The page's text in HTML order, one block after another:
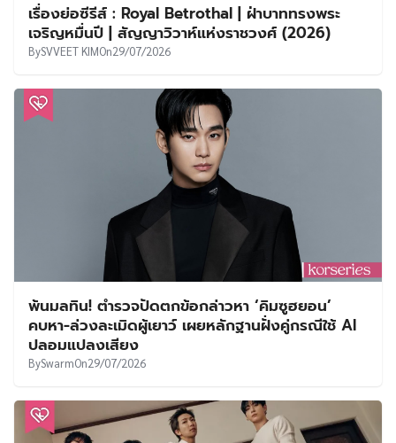
เรื่องย่อซีรีส์ : Royal Betrothal | ฝ่าบาททรงพระ
เจริญหมื่นปี | สัญญาวิวาห์แห่งราชวงศ์ (2026)
BySVVEET KIMOn29/07/2026
พ้นมลทิน! ตำรวจปัดตกข้อกล่าวหา ‘คิมซูฮยอน’
คบหา-ล่วงละเมิดผู้เยาว์ เผยหลักฐานฝั่งคู่กรณีใช้ AI
ปลอมแปลงเสียง
BySwarmOn29/07/2026